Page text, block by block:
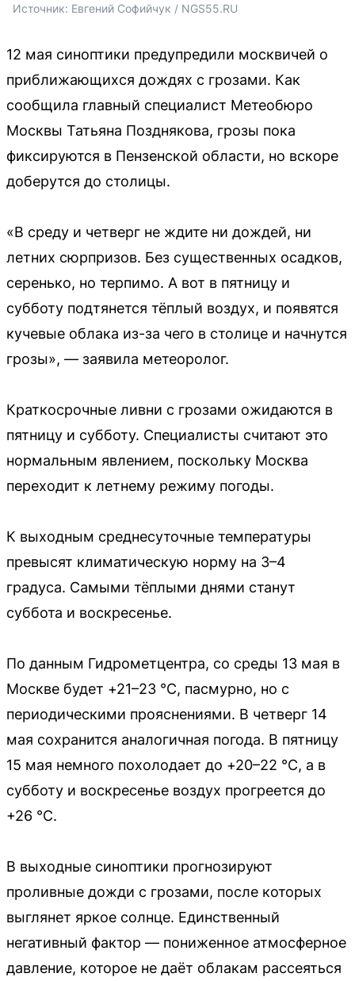
Источник: Евгений Софийчук / NGS55.RU
12 мая синоптики предупредили москвичей о
приближающихся дождях с грозами. Как
сообщила главный специалист Метеобюро
Москвы Татьяна Позднякова, грозы пока
фиксируются в Пензенской области, но вскоре
доберутся до столицы.
«В среду и четверг не ждите ни дождей, ни
летних сюрпризов. Без существенных осадков,
серенько, но терпимо. А вот в пятницу и
субботу подтянется тёплый воздух, и появятся
кучевые облака из-за чего в столице и начнутся
грозы», — заявила метеоролог.
Краткосрочные ливни с грозами ожидаются в
пятницу и субботу. Специалисты считают это
нормальным явлением, поскольку Москва
переходит к летнему режиму погоды.
К выходным среднесуточные температуры
превысят климатическую норму на 3–4
градуса. Самыми тёплыми днями станут
суббота и воскресенье.
По данным Гидрометцентра, со среды 13 мая в
Москве будет +21–23 °C, пасмурно, но с
периодическими прояснениями. В четверг 14
мая сохранится аналогичная погода. В пятницу
15 мая немного похолодает до +20–22 °C, а в
субботу и воскресенье воздух прогреется до
+26 °C.
В выходные синоптики прогнозируют
проливные дожди с грозами, после которых
выглянет яркое солнце. Единственный
негативный фактор — пониженное атмосферное
давление, которое не даёт облакам рассеяться